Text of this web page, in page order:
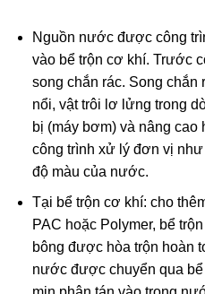
Nguồn nước được công
vào bể trộn cơ khí. Trước
song chắn rác. Song chắn
nổi, vật trôi lơ lửng trong
bị (máy bơm) và nâng cao
công trình xử lý đơn vị
độ màu của nước.
Tại bể trộn cơ khí: cho
PAC hoặc Polymer, bể
bông được hòa trộn hoàn
nước được chuyển qua bể